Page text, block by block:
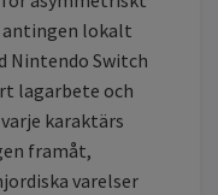
antingen lokalt
Nintendo Switch
lagarbete och
karaktärs
framåt,
varelser